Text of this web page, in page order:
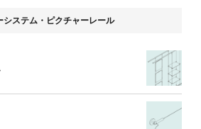
システム・ピクチャーレール